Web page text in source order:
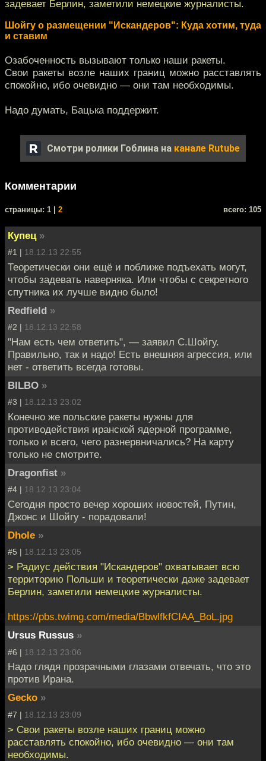
задевает Берлин, заметили немецкие журналисты.
Шойгу о размещении "Искандеров": Куда хотим, туда
и ставим
Озабоченность вызывают только наши ракеты.
Свои ракеты возле наших границ можно расставлять
спокойно, ибо очевидно — они там необходимы.
Надо думать, Бацька поддержит.
Смотри ролики Гоблина на канале Rutube
Комментарии
cтраницы: 1 | 2 всего: 105
Купец »
#1 | 18.12.13 22:55
Теоретически они ещё и поближе подъехать могут,
чтобы задевать наверняка. Или чтобы с секретного
спутника их лучше видно было!
Redfield »
#2 | 18.12.13 22:58
"Нам есть чем ответить", — заявил С.Шойгу.
Правильно, так и надо! Есть внешняя агрессия, или
нет - ответить всегда готовы.
BILBO »
#3 | 18.12.13 23:02
Конечно же польские ракеты нужны для
противодействия иранской ядерной программе,
только и всего, чего разнервничались? На карту
только не смотрите.
Dragonfist »
#4 | 18.12.13 23:04
Сегодня просто вечер хороших новостей, Путин,
Джонс и Шойгу - порадовали!
Dhole »
#5 | 18.12.13 23:05
> Радиус действия "Искандеров" охватывает всю
территорию Польши и теоретически даже задевает
Берлин, заметили немецкие журналисты.
https://pbs.twimg.com/media/BbwlfkfCIAA_BoL.jpg
Ursus Russus »
#6 | 18.12.13 23:06
Надо глядя прозрачными глазами отвечать, что это
против Ирана.
Gecko »
#7 | 18.12.13 23:09
> Свои ракеты возле наших границ можно
расставлять спокойно, ибо очевидно — они там
необходимы.